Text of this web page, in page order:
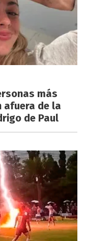
más
afuera de la
de Paul